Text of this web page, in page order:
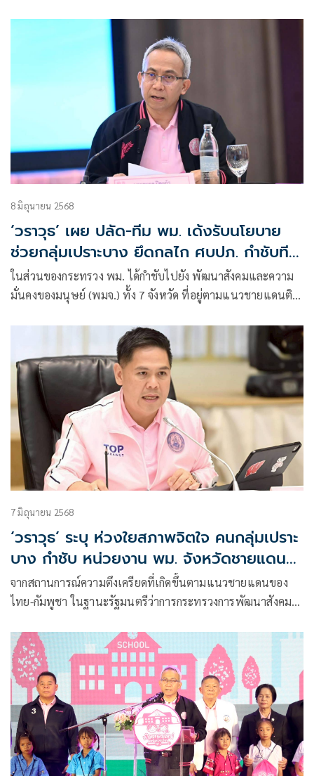
พันธมิตรทั้งภาครัฐและเอกชน เพื่อร่วมเฉลิมฉลองวันโอลิมปิก
สากล (Olympic Day) ซึ่งตรงกับวันที่ 23 มิถุนายนของทุกปี และ
ส่งเสริมให้คนไทยออกกำลังกายตามนโยบายโอลิมปิกสากล อีกทั้ง
เป็นการส่งเสริมความเท่าเทียม
8 มิถุนายน 2568
‘วราวุธ’ เผย ปลัด-ทีม พม. เด้งรับนโยบาย
ช่วยกลุ่มเปราะบาง ยึดกลไก ศบปภ. กำชับทีม
พม. 7 จว.ชายแดนไทย-กัมพูชา ทำงานร่วม
หน่วยงานในพื้นที่
ในส่วนของกระทรวง พม. ได้กำชับไปยัง พัฒนาสังคมและความ
มั่นคงของมนุษย์ (พมจ.) ทั้ง 7 จังหวัด ที่อยู่ตามแนวชายแดนติด
ฝ่ายความมั่นคง มาประเมินสอดคล้องกับข้อมูลของกระทรวง พม.
เพื่อให้ทราบว่าพื้นที่ตรงไหน ที่เป็นพื้นที่มีความเสี่ยงต่อกลุ่ม
เปราะบาง และกลุ่มเป้าหมายของกระทรวง พม. เพื่อให้ พมจ.
และทีม พม.หนึ่งเดียว ทั้ง 7 จังหวัด ประสานงานกับหน่วยงาน
ต่างๆ ในพื้นที่
7 มิถุนายน 2568
‘วราวุธ’ ระบุ ห่วงใยสภาพจิตใจ คนกลุ่มเปราะ
บาง กำชับ หน่วยงาน พม. จังหวัดชายแดน
ไทย-กัมพูชา เข้ม แนวทางปฏิบัติงานของ
ศบปภ.
จากสถานการณ์ความตึงเครียดที่เกิดขึ้นตามแนวชายแดนของ
ไทย-กัมพูชา ในฐานะรัฐมนตรีว่าการกระทรวงการพัฒนาสังคม
ไปยังเจ้าหน้าที่หน่วยงานในสังกัดกระทรวง พม. ที่ปฏิบัติงานอยู่
ในจังหวัดที่อยู่ติดชายแดนดังกล่าว ให้ปฏิบัติตามแนวทางปฏิบัติ
งานของศูนย์บริหารการดูแลกลุ่มเปราะบางจากภัยพิบัติ (ศบปภ.)
อย่างเข้มงวด เนื่องจากภัยอันเกิดจากความไม่สงบถือเป็นภัยพิบัติ
อย่างหนึ่ง